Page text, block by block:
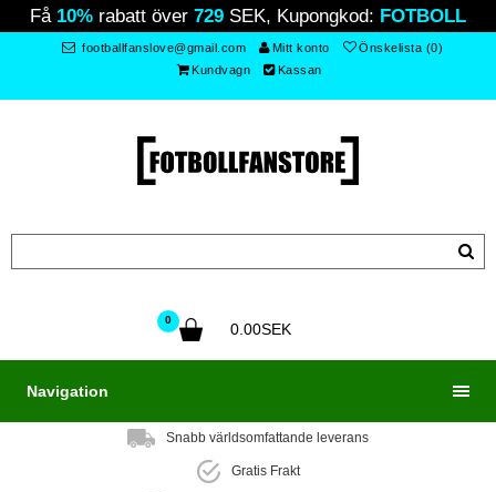
Få 10% rabatt över 729 SEK, Kupongkod: FOTBOLL
footballfanslove@gmail.com Mitt konto
Önskelista (0)
Kundvagn
Kassan
0
0.00SEK
Navigation
Snabb världsomfattande leverans
Gratis Frakt